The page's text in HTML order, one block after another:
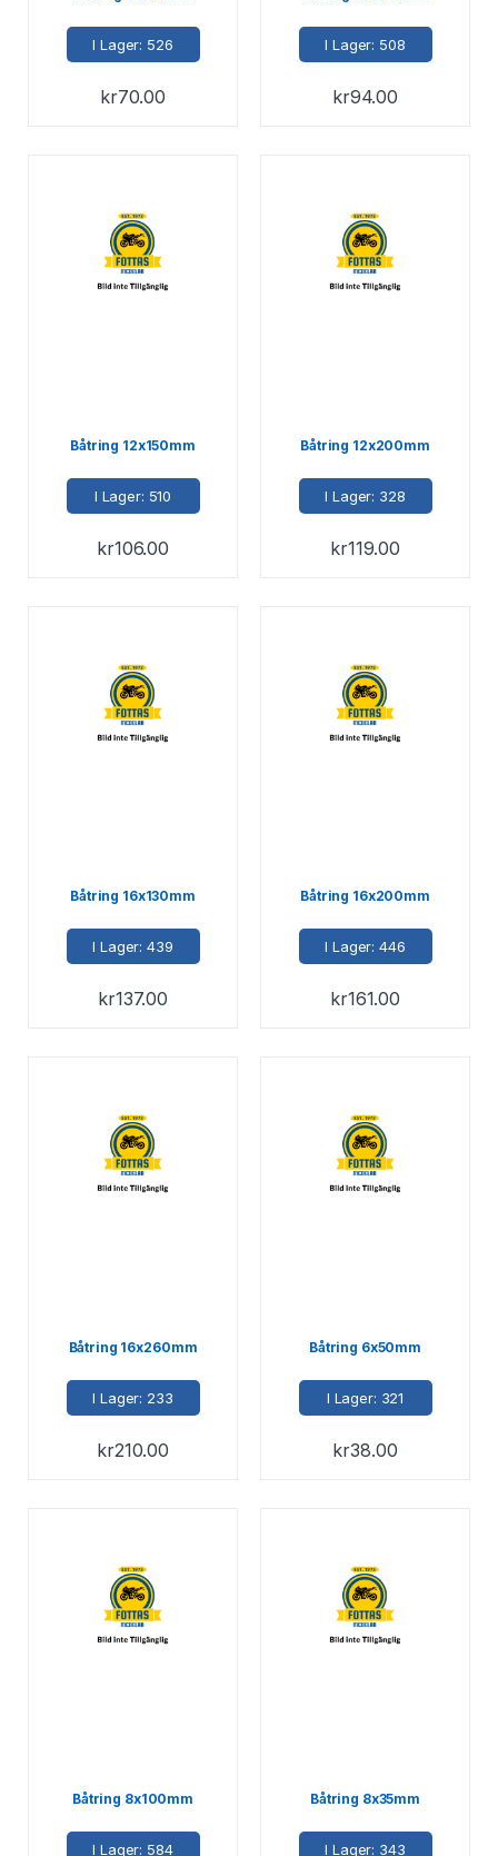
I Lager: 526
kr70.00
I Lager: 508
kr94.00
Båtring 12x150mm
I Lager: 510
kr106.00
Båtring 12x200mm
I Lager: 328
kr119.00
Båtring 16x130mm
I Lager: 439
kr137.00
Båtring 16x200mm
I Lager: 446
kr161.00
Båtring 16x260mm
I Lager: 233
kr210.00
Båtring 6x50mm
I Lager: 321
kr38.00
Båtring 8x100mm
I Lager: 584
Båtring 8x35mm
I Lager: 343